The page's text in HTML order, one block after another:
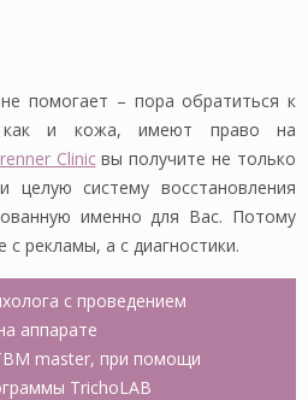
помогает – пора обратиться к
как и кожа, имеют право на
Clinicвы получите не только
систему восстановления
именно для Вас. Потому
с рекламы, а с диагностики.
с проведением
аппарате
master, при помощи
TrichoLAB